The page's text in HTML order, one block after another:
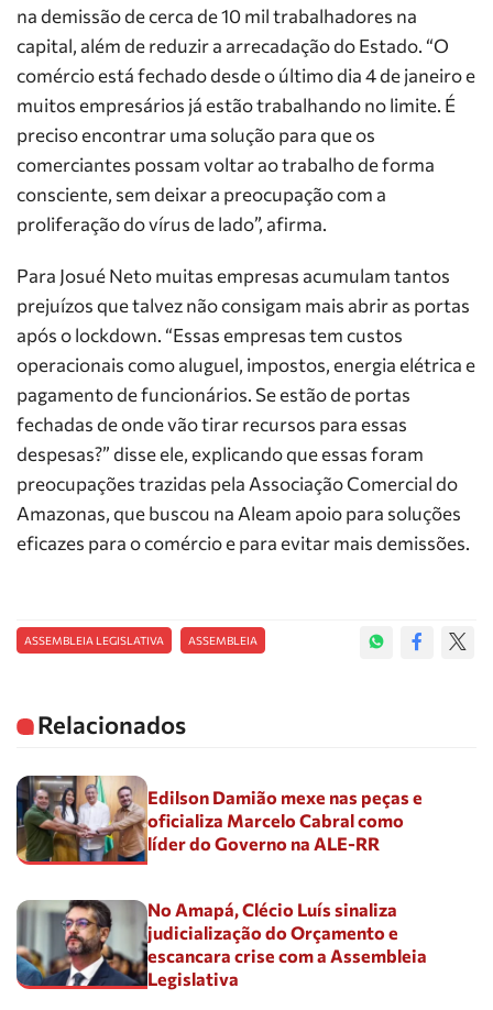
na demissão de cerca de 10 mil trabalhadores na
capital, além de reduzir a arrecadação do Estado. “O
comércio está fechado desde o último dia 4 de janeiro e
muitos empresários já estão trabalhando no limite. É
preciso encontrar uma solução para que os
comerciantes possam voltar ao trabalho de forma
consciente, sem deixar a preocupação com a
proliferação do vírus de lado”, afirma.
Para Josué Neto muitas empresas acumulam tantos
prejuízos que talvez não consigam mais abrir as portas
após o lockdown. “Essas empresas tem custos
operacionais como aluguel, impostos, energia elétrica e
pagamento de funcionários. Se estão de portas
fechadas de onde vão tirar recursos para essas
despesas?” disse ele, explicando que essas foram
preocupações trazidas pela Associação Comercial do
Amazonas, que buscou na Aleam apoio para soluções
eficazes para o comércio e para evitar mais demissões.
ASSEMBLEIA LEGISLATIVA ASSEMBLEIA
Relacionados
Edilson Damião mexe nas peças e
oficializa Marcelo Cabral como
líder do Governo na ALE-RR
No Amapá, Clécio Luís sinaliza
judicialização do Orçamento e
escancara crise com a Assembleia
Legislativa